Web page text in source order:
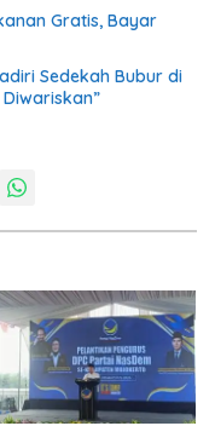
Gratis, Bayar
Sedekah Bubur di